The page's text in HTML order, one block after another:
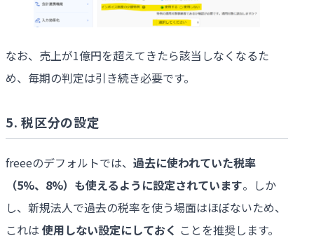
なお、売上が1億円を超えてきたら該当しなくなるた
め、毎期の判定は引き続き必要です。
5. 税区分の設定
freeeのデフォルトでは、 過去に使われていた税率
（5%、 8%）も使えるように設定されています。しか
し、新規法人で過去の税率を使う場面はほぼないため、
これは 使用しない設定にしておく ことを推奨します。